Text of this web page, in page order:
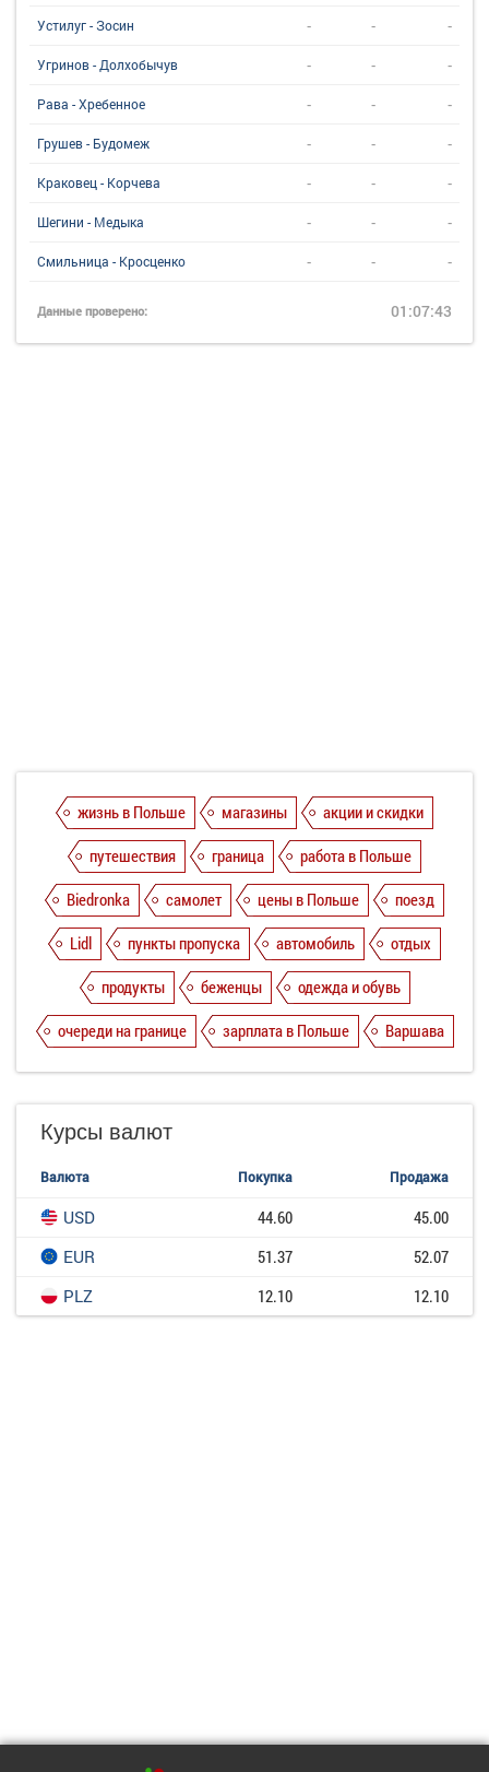
Устилуг - Зосин - - -
Угринов - Долхобычув - - -
Рава - Хребенное - - -
Грушев - Будомеж - - -
Краковец - Корчева - - -
Шегини - Медыка - - -
Смильница - Кросценко - - -
Данные проверено: 01:07:43
жизнь в Польше магазины
акции и скидки
путешествия
граница
работа в Польше
Biedronka
самолет цены в Польше
поезд
Lidl
пункты пропуска автомобиль
отдых
продукты
беженцы
одежда и обувь
очереди на границе
зарплата в Польше Варшава
Курсы валют
Валюта Покупка Продажа
USD 44.60
45.00
EUR
51.37
52.07
PLZ
12.10 12.10